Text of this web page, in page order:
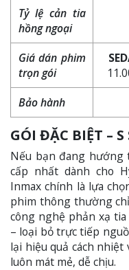
Tỷ lệ cản tia
hồng ngoại
Giá dán phim
trọn gói
Bảo hành
GÓI ĐẶC BIỆT – S
Nếu bạn đang hướng
cấp nhất dành cho
Inmax chính là lựa
phim thông thường
công nghệ phản xạ
– loại bỏ trực tiếp
lại hiệu quả cách
luôn mát mẻ, dễ chịu.